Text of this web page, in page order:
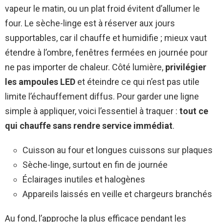
vapeur le matin, ou un plat froid évitent d’allumer le
four. Le sèche-linge est à réserver aux jours
supportables, car il chauffe et humidifie ; mieux vaut
étendre à l’ombre, fenêtres fermées en journée pour
ne pas importer de chaleur. Côté lumière, privilégier
les ampoules LED et éteindre ce qui n’est pas utile
limite l’échauffement diffus. Pour garder une ligne
simple à appliquer, voici l’essentiel à traquer : tout ce
qui chauffe sans rendre service immédiat.
Cuisson au four et longues cuissons sur plaques
Sèche-linge, surtout en fin de journée
Éclairages inutiles et halogènes
Appareils laissés en veille et chargeurs branchés
Au fond, l’approche la plus efficace pendant les